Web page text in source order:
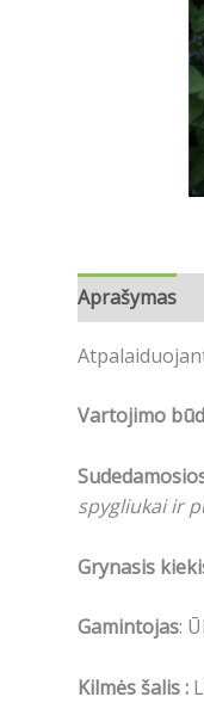
Aprašymas
Vartojimo
spygliukai ir
Grynasis
Gamintojas:
Kilmės šalis :